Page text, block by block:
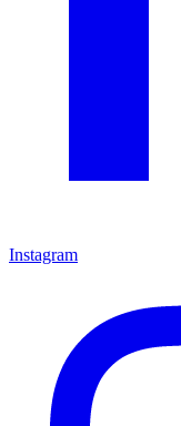
Instagram